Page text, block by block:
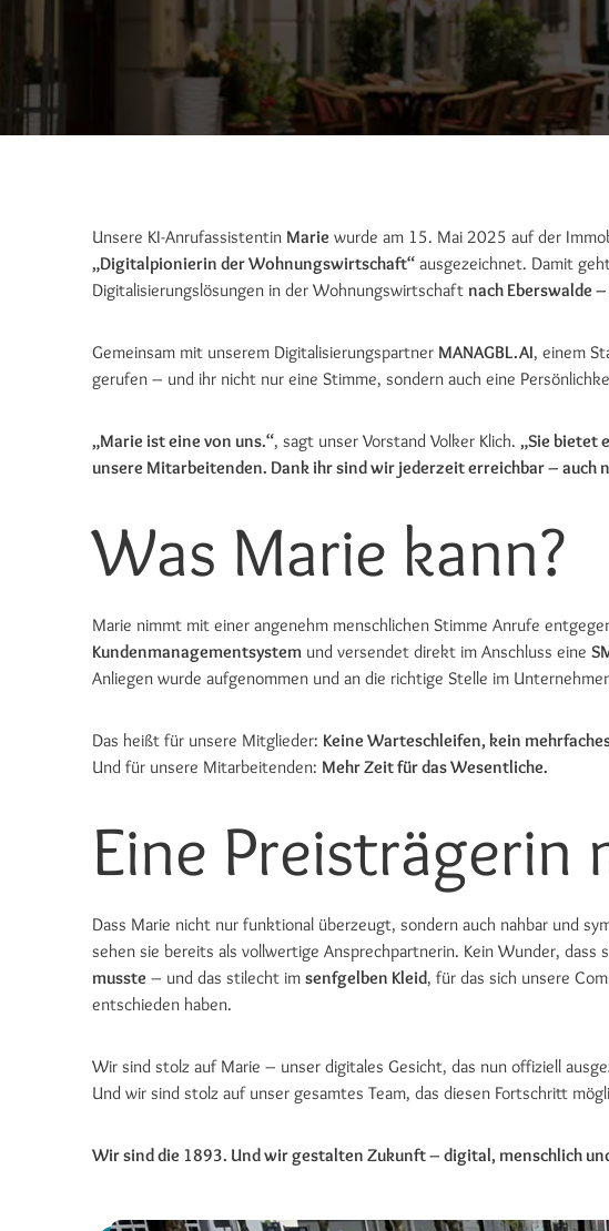
Unsere KI-Anrufassistentin Marie wurde am 15. Mai 2025 auf der
„Digitalpionierin der Wohnungswirtschaft“ ausgezeichnet. Damit
Digitalisierungslösungen in der Wohnungswirtschaft nach Eberswalde
Gemeinsam mit unserem Digitalisierungspartner MANAGBL.AI, einem
gerufen – und ihr nicht nur eine Stimme, sondern auch eine
„Marie ist eine von uns.“, sagt unser Vorstand Volker Klich.„Sie bietet
unsere Mitarbeitenden. Dank ihr sind wir jederzeit erreichbar – auch
Was Marie kann?
Marie nimmt mit einer angenehm menschlichen Stimme Anrufe
Kundenmanagementsystem und versendet direkt im Anschluss eine
Anliegen wurde aufgenommen und an die richtige Stelle im
Das heißt für unsere Mitglieder: Keine Warteschleifen, kein
Und für unsere Mitarbeitenden: Mehr Zeit für das Wesentliche.
Eine Preisträgerin
Dass Marie nicht nur funktional überzeugt, sondern auch nahbar und
sehen sie bereits als vollwertige Ansprechpartnerin. Kein Wunder, dass
musste – und das stilecht imsenfgelben Kleid, für das sich unsere
entschieden haben.
Wir sind stolz auf Marie – unser digitales Gesicht, das nun offiziell
Und wir sind stolz auf unser gesamtes Team, das diesen Fortschritt
Wir sind die 1893. Und wir gestalten Zukunft – digital, menschlich